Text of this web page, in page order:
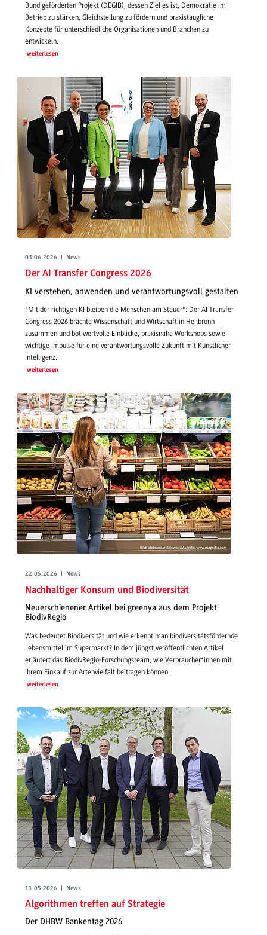
Bund geförderten Projekt (DEGIB), dessen Ziel es ist, Demokratie im
Betrieb zu stärken, Gleichstellung zu fördern und praxistaugliche
Konzepte für unterschiedliche Organisationen und Branchen zu
entwickeln.
weiterlesen
03.06.2026 | News
Der AI Transfer Congress 2026
KI verstehen, anwenden und verantwortungsvoll gestalten
"Mit der richtigen KI bleiben die Menschen am Steuer": Der AI Transfer
Congress 2026 brachte Wissenschaft und Wirtschaft in Heilbronn
zusammen und bot wertvolle Einblicke, praxisnahe Workshops sowie
wichtige Impulse für eine verantwortungsvolle Zukunft mit Künstlicher
Intelligenz.
weiterlesen
22.05.2026 | News
Nachhaltiger Konsum und Biodiversität
Neuerschienener Artikel bei greenya aus dem Projekt
BiodivRegio
Was bedeutet Biodiversität und wie erkennt man biodiversitätsfördernde
Lebensmittel im Supermarkt? In dem jüngst veröffentlichten Artikel
erläutert das BiodivRegio-Forschungsteam, wie Verbraucher*innen mit
ihrem Einkauf zur Artenvielfalt beitragen können.
weiterlesen
11.05.2026 | News
Algorithmen treffen auf Strategie
Der DHBW Bankentag 2026